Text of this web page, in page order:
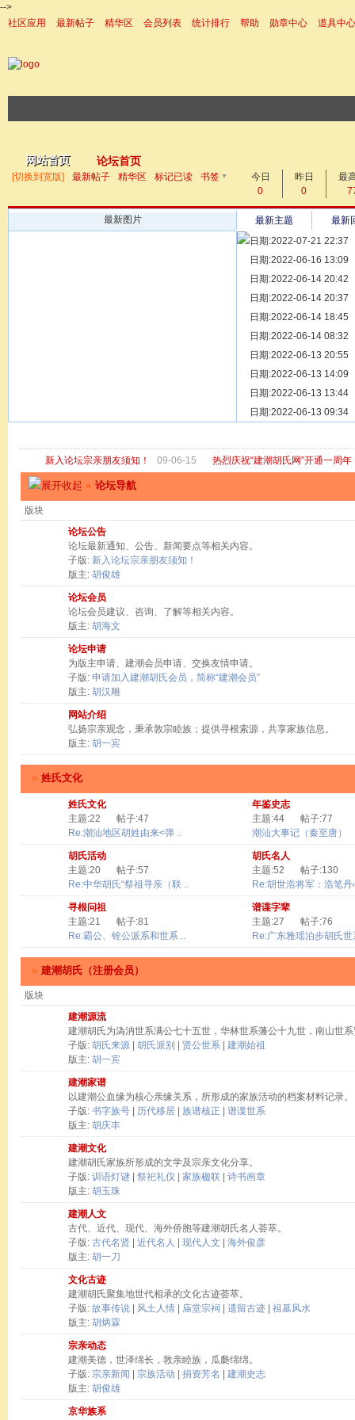
-->
社区应用
最新帖子 精华区 会员列表 统计排行 帮助 勋章中心
道具中心
网站首页 论坛首页
帖子
[切换到宽版] 最新帖子 精华区 标记已读 书签 ▼
今日
0
昨日
0
最
最新图片 最新主题
最新
日期:2022-07-21 22:37
[ 宗亲新闻 ] 同为宗亲，
日期:2022-06-16 13:09
[ 族谱知识 ] 漫话辈份
日期:2022-06-14 20:42
[ 族谱知识 ] 修族谱的用
日期:2022-06-14 20:37
[ 族谱知识 ] 一元等于多
日期:2022-06-14 18:45
[ 散文随笔 ] 写给远在天
日期:2022-06-14 08:32
[ 宗亲新闻 ] 关于“金鸡落
日期:2022-06-13 20:55
[ 庙堂宗祠 ] 洽礼祖祠
日期:2022-06-13 14:09
[ 庙堂宗祠 ] 京华胡氏二
日期:2022-06-13 13:44
[ 庙堂宗祠 ] 祖祠、家庙
日期:2022-06-13 09:34
新入论坛宗亲朋友须知！ 09-06-15 热烈庆祝“建潮胡氏网”开通一周年
» 论坛导航
版块
论坛公告
论坛最新通知、公告、新闻要点等相关内容。
子版: 新入论坛宗亲朋友须知！
版主: 胡俊雄
论坛会员
论坛会员建议、咨询、了解等相关内容。
版主: 胡海文
论坛申请
为版主申请、建潮会员申请、交换友情申请。
子版: 申请加入建潮胡氏会员，简称“建潮会员”
版主: 胡汉雕
网站介绍
弘扬宗亲观念，秉承敦宗睦族；提供寻根索源，共享家族信息。
版主: 胡一宾
» 姓氏文化
姓氏文化
主题:22
帖子:47
Re:潮汕地区胡姓由来<弹 ..
年鉴史志
主题:44
帖子:77
潮汕大事记（秦至唐）
胡氏活动
主题:20
帖子:57
Re:中华胡氏“祭祖寻亲（联 ..
胡氏名人
主题:52
帖子:130
Re:胡世浩将军：浩笔丹
寻根问祖
主题:21
帖子:81
Re:霸公、铨公派系和世系 ..
谱谍字辈
主题:27
帖子:76
Re:广东雅瑶泊步胡氏世
» 建潮胡氏（注册会员）
版块
建潮源流
建潮胡氏为溈汭世系满公七十五世，华林世系藩公十九世，南山世
子版: 胡氏来源 胡氏派别 贤公世系
建潮始祖
版主: 胡一宾
建潮家谱
以建潮公血缘为核心亲缘关系，所形成的家族活动的档案材料记录。
子版: 书字族号 历代移居 族谱核正
谱谍世系
版主: 胡庆丰
建潮文化
建潮胡氏家族所形成的文学及宗亲文化分享。
子版: 训语灯谜 祭祀礼仪 家族楹联
诗书画章
版主: 胡玉珠
建潮人文
古代、近代、现代、海外侨胞等建潮胡氏名人荟萃。
子版: 古代名贤 近代名人 现代人文
海外俊彦
版主: 胡一刀
文化古迹
建潮胡氏聚集地世代相承的文化古迹荟萃。
子版: 故事传说 风土人情 庙堂宗祠 遗留古迹
祖墓风水
版主: 胡炳霖
宗亲动态
建潮美德，世泽绵长，敦亲睦族，瓜瓞绵绵。
子版: 宗亲新闻 宗族活动 捐资芳名
建潮史志
版主: 胡俊雄
京华族系